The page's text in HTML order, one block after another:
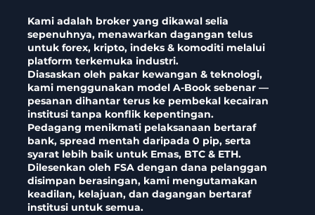
Kami adalah broker yang dikawal selia
sepenuhnya, menawarkan dagangan telus
untuk forex, kripto, indeks & komoditi melalui
platform terkemuka industri.
Diasaskan oleh pakar kewangan & teknologi,
kami menggunakan model A-Book sebenar —
pesanan dihantar terus ke pembekal kecairan
institusi tanpa konflik kepentingan.
Pedagang menikmati pelaksanaan bertaraf
bank, spread mentah daripada 0 pip, serta
syarat lebih baik untuk Emas, BTC & ETH.
Dilesenkan oleh FSA dengan dana pelanggan
disimpan berasingan, kami mengutamakan
keadilan, kelajuan, dan dagangan bertaraf
institusi untuk semua.